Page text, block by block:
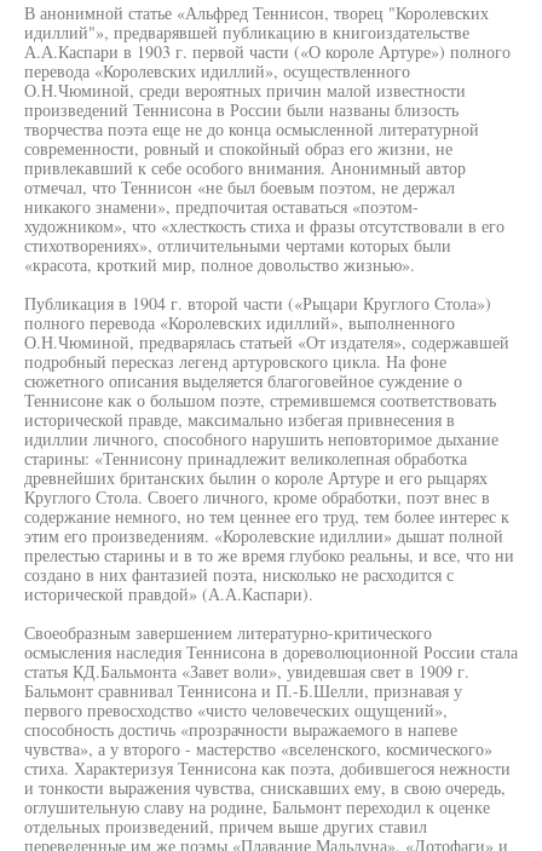
В анонимной статье «Альфред Теннисон, творец "Королевских
идиллий"», предварявшей публикацию в книгоиздательстве
А.А.Каспари в 1903 г. первой части («О короле Артуре») полного
перевода «Королевских идиллий», осуществленного
О.Н.Чюминой, среди вероятных причин малой известности
произведений Теннисона в России были названы близость
творчества поэта еще не до конца осмысленной литературной
современности, ровный и спокойный образ его жизни, не
привлекавший к себе особого внимания. Анонимный автор
отмечал, что Теннисон «не был боевым поэтом, не держал
никакого знамени», предпочитая оставаться «поэтом-
художником», что «хлесткость стиха и фразы отсутствовали в его
стихотворениях», отличительными чертами которых были
«красота, кроткий мир, полное довольство жизнью».
Публикация в 1904 г. второй части («Рыцари Круглого Стола»)
полного перевода «Королевских идиллий», выполненного
О.Н.Чюминой, предварялась статьей «От издателя», содержавшей
подробный пересказ легенд артуровского цикла. На фоне
сюжетного описания выделяется благоговейное суждение о
Теннисоне как о большом поэте, стремившемся соответствовать
исторической правде, максимально избегая привнесения в
идиллии личного, способного нарушить неповторимое дыхание
старины: «Теннисону принадлежит великолепная обработка
древнейших британских былин о короле Артуре и его рыцарях
Круглого Стола. Своего личного, кроме обработки, поэт внес в
содержание немного, но тем ценнее его труд, тем более интерес к
этим его произведениям. «Королевские идиллии» дышат полной
прелестью старины и в то же время глубоко реальны, и все, что ни
создано в них фантазией поэта, нисколько не расходится с
исторической правдой» (А.А.Каспари).
Своеобразным завершением литературно-критического
осмысления наследия Теннисона в дореволюционной России стала
статья КД.Бальмонта «Завет воли», увидевшая свет в 1909 г.
Бальмонт сравнивал Теннисона и П.-Б.Шелли, признавая у
первого превосходство «чисто человеческих ощущений»,
способность достичь «прозрачности выражаемого в напеве
чувства», а у второго - мастерство «вселенского, космического»
стиха. Характеризуя Теннисона как поэта, добившегося нежности
и тонкости выражения чувства, снискавших ему, в свою очередь,
оглушительную славу на родине, Бальмонт переходил к оценке
отдельных произведений, причем выше других ставил
переведенные им же поэмы «Плавание Мальдуна», «Лотофаги» и